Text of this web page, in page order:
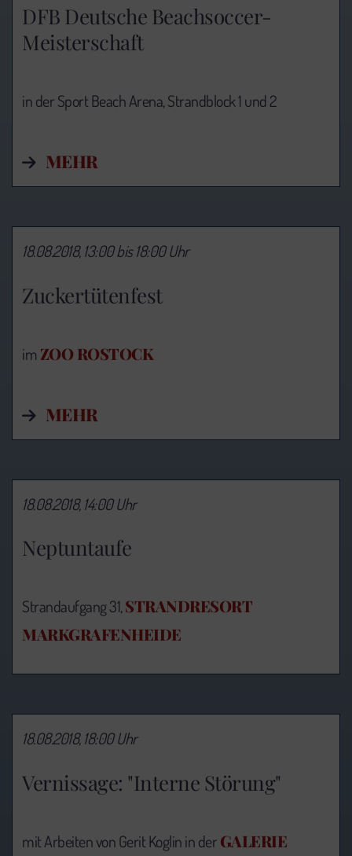
DFB Deutsche Beachsoccer-
Meisterschaft
in der Sport Beach Arena, Strandblock 1 und 2
MEHR
Zuckertütenfest
18.08.2018, 13:00 bis 18:00 Uhr
imZOO ROSTOCK
MEHR
Neptuntaufe
18.08.2018, 14:00 Uhr
Strandaufgang 31,STRANDRESORT
MARKGRAFENHEIDE
Vernissage: "Interne Störung"
18.08.2018, 18:00 Uhr
mit Arbeiten von Gerit Koglin in derGALERIE